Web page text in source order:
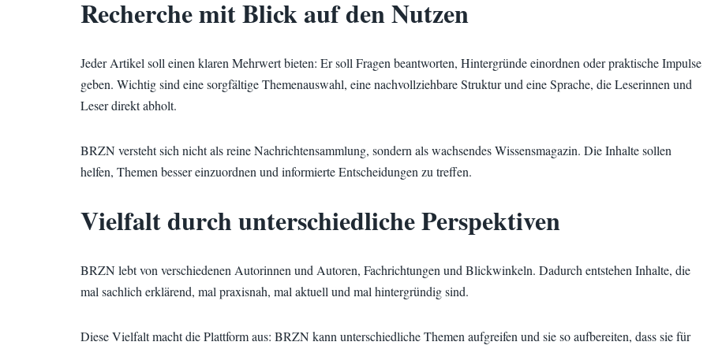
Recherche mit Blick auf den Nutzen
Jeder Artikel soll einen klaren Mehrwert bieten: Er soll Fragen beantworten, Hintergründe einordnen oder praktische Impulse
geben. Wichtig sind eine sorgfältige Themenauswahl, eine nachvollziehbare Struktur und eine Sprache, die Leserinnen und
Leser direkt abholt.
BRZN versteht sich nicht als reine Nachrichtensammlung, sondern als wachsendes Wissensmagazin. Die Inhalte sollen
helfen, Themen besser einzuordnen und informierte Entscheidungen zu treffen.
Vielfalt durch unterschiedliche Perspektiven
BRZN lebt von verschiedenen Autorinnen und Autoren, Fachrichtungen und Blickwinkeln. Dadurch entstehen Inhalte, die
mal sachlich erklärend, mal praxisnah, mal aktuell und mal hintergründig sind.
Diese Vielfalt macht die Plattform aus: BRZN kann unterschiedliche Themen aufgreifen und sie so aufbereiten, dass sie für